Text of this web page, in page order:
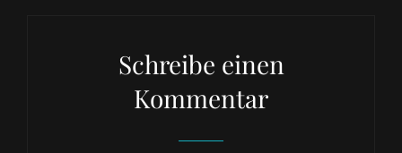
Schreibe einen
Kommentar